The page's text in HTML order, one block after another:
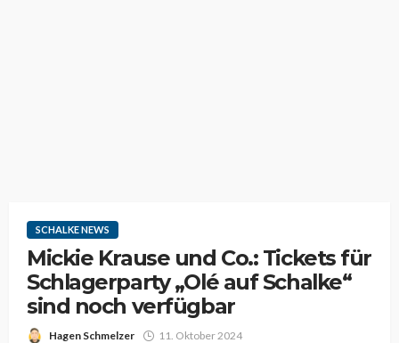
SCHALKE NEWS
Mickie Krause und Co.: Tickets für
Schlagerparty „Olé auf Schalke“
sind noch verfügbar
Hagen Schmelzer 11. Oktober 2024